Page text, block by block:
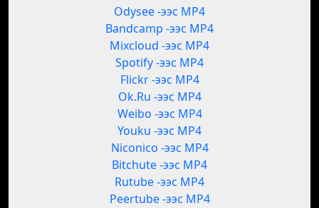
Odysee -ээс MP4
Bandcamp -ээс MP4
Mixcloud -ээс MP4
Spotify -ээс MP4
Flickr -ээс MP4
Ok.Ru -ээс MP4
Weibo -ээс MP4
Youku -ээс MP4
Niconico -ээс MP4
Bitchute -ээс MP4
Rutube -ээс MP4
Peertube -ээс MP4